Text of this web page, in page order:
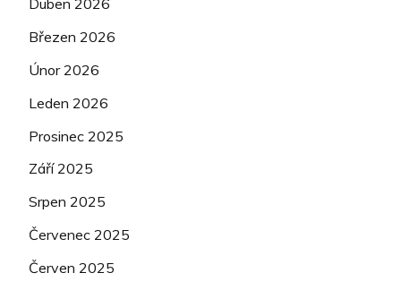
Duben 2026
Březen 2026
Únor 2026
Leden 2026
Prosinec 2025
Září 2025
Srpen 2025
Červenec 2025
Červen 2025